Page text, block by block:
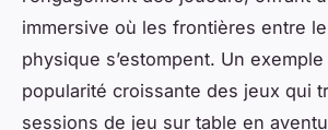
immersive où les frontières entre
physique s’estompent. Un
popularité croissante des jeux qui
sessions de jeu sur table en